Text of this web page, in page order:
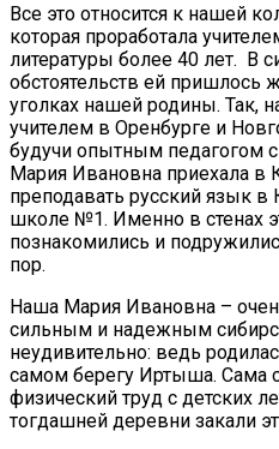
Все это относится к нашей
которая проработала
литературы более 40 лет. В
обстоятельств ей пришлось
уголках нашей родины. Так,
учителем в Оренбурге и
будучи опытным педагогом
Мария Ивановна приехала в
преподавать русский язык
школе №1. Именно в стенах
познакомились и
пор.
Наша Мария Ивановна –
сильным и надежным
неудивительно: ведь
самом берегу Иртыша. Сама
физический труд с детских
тогдашней деревни закали